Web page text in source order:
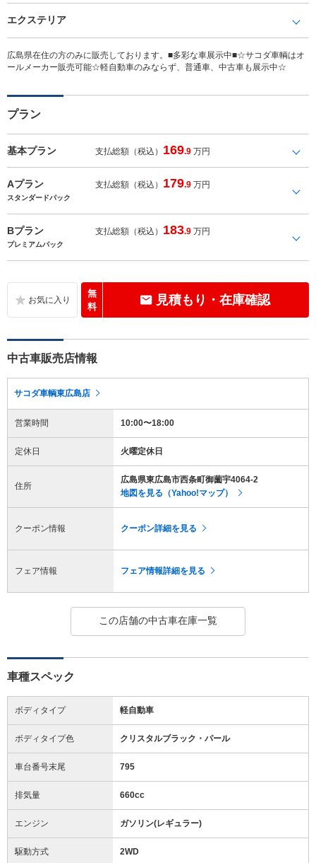
エクステリア
広島県在住の方のみに販売しております。■多彩な車展示中■☆サコダ車輌はオ
ールメーカー販売可能☆軽自動車のみならず、普通車、中古車も展示中☆
プラン
基本プラン 支払総額（税込） 169.9 万円
Aプラン 支払総額（税込） 179.9 万円
スタンダードパック
Bプラン 支払総額（税込） 183.9 万円
プレミアムパック
無
料
見積もり・在庫確認
中古車販売店情報
サコダ車輌東広島店
営業時間 10:00〜18:00
定休日 火曜定休日
住所
広島県東広島市西条町御薗宇4064-2
地図を見る（Yahoo!マップ）
クーポン情報 クーポン詳細を見る
フェア情報 フェア情報詳細を見る
この店舗の中古車在庫一覧
車種スペック
ボディタイプ 軽自動車
ボディタイプ色 クリスタルブラック・パール
車台番号末尾 795
排気量 660cc
エンジン ガソリン(レギュラー)
駆動方式 2WD